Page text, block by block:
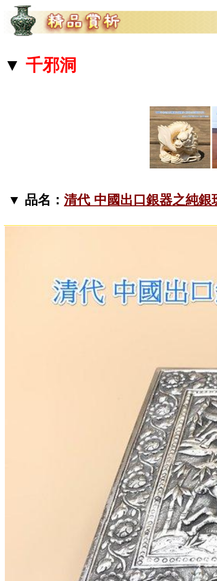
清代 中國出口銀器之純銀珠寶盒[博物館級優質
清代 中國出口銀器之純銀珠寶盒[博物館級優質文物]-純手工
此珠寶盒乃19世紀中國出口外流文物,由法國買進,乃純手工
之三英戰呂布][花中四君子與歲寒三友]等.底部有[浙江省造]&
此盒呈長方形盒,除底部其餘各面皆有華麗滿工之雕刻,乃不可
尺寸&重量:19.8&12.2*高7.3cm*710公克
物件全美稀有,保存狀況佳.有意者歡迎詢價!